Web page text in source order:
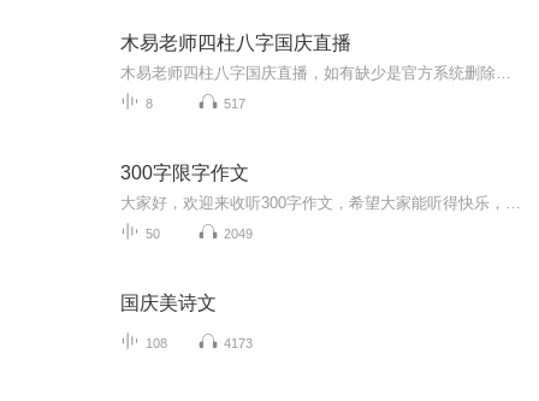
木易老师四柱八字国庆直播
8 517
300字限字作文
50 2049
国庆美诗文
108 4173